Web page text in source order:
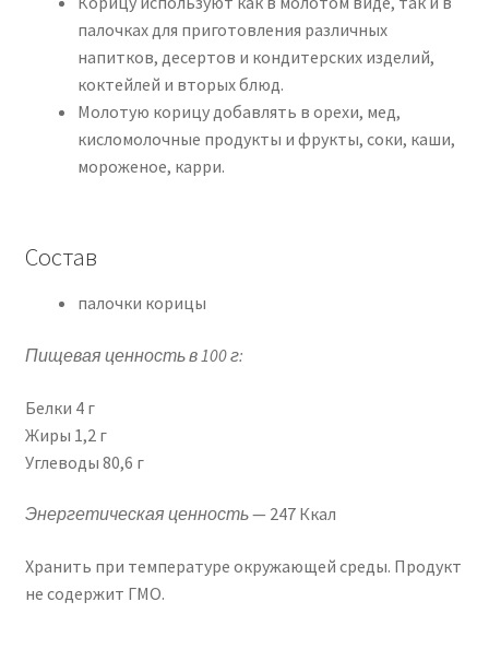
палочках для приготовления различных
напитков, десертов и кондитерских изделий,
коктейлей и вторых блюд.
Молотую корицу добавлять в орехи, мед,
кисломолочные продукты и фрукты, соки, каши,
мороженое, карри.
Состав
палочки корицы
Пищевая ценность в 100 г:
Белки 4 г
Жиры 1,2 г
Углеводы 80,6 г
Энергетическая ценность— 247 Ккал
Хранить при температуре окружающей среды. Продукт
не содержит ГМО.